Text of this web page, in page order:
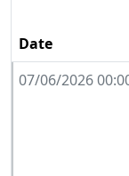
Date
07/06/2026